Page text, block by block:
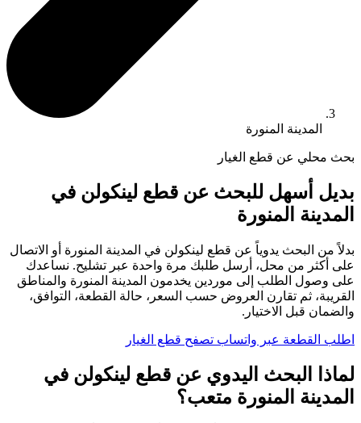
المدينة المنورة
بحث محلي عن قطع الغيار
بديل أسهل للبحث عن قطع لينكولن في
المدينة المنورة
بدلاً من البحث يدوياً عن قطع لينكولن في المدينة المنورة أو الاتصال
على أكثر من محل، أرسل طلبك مرة واحدة عبر تشليح. نساعدك
على وصول الطلب إلى موردين يخدمون المدينة المنورة والمناطق
القريبة، ثم تقارن العروض حسب السعر، حالة القطعة، التوافق،
والضمان قبل الاختيار.
اطلب القطعة عبر واتساب تصفح قطع الغيار
لماذا البحث اليدوي عن قطع لينكولن في
المدينة المنورة متعب؟